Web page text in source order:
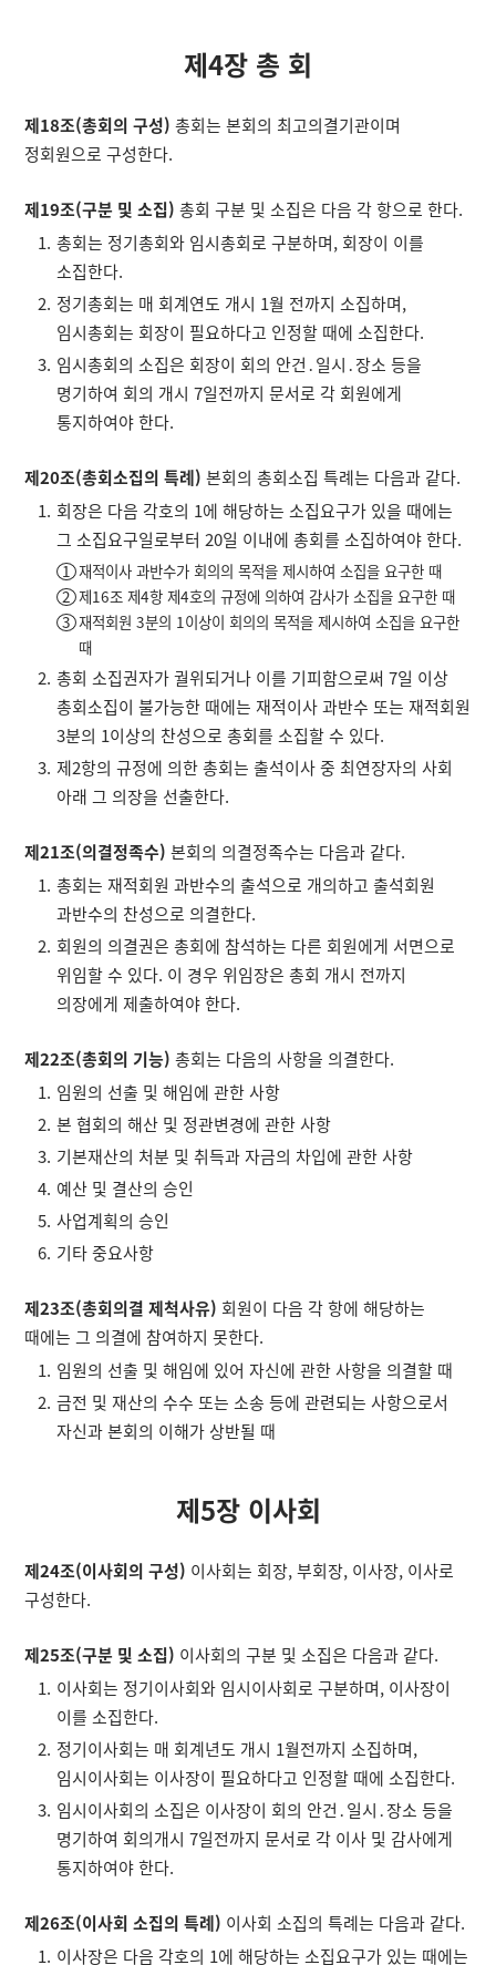
제4장 총 회
제18조(총회의 구성) 총회는 본회의 최고의결기관이며
정회원으로 구성한다.
제19조(구분 및 소집) 총회 구분 및 소집은 다음 각 항으로 한다.
총회는 정기총회와 임시총회로 구분하며, 회장이 이를
소집한다.
정기총회는 매 회계연도 개시 1월 전까지 소집하며,
임시총회는 회장이 필요하다고 인정할 때에 소집한다.
임시총회의 소집은 회장이 회의 안건․일시․장소 등을
명기하여 회의 개시 7일전까지 문서로 각 회원에게
통지하여야 한다.
제20조(총회소집의 특례) 본회의 총회소집 특례는 다음과 같다.
회장은 다음 각호의 1에 해당하는 소집요구가 있을 때에는
그 소집요구일로부터 20일 이내에 총회를 소집하여야 한다.
재적이사 과반수가 회의의 목적을 제시하여 소집을 요구한 때
제16조 제4항 제4호의 규정에 의하여 감사가 소집을 요구한 때
재적회원 3분의 1이상이 회의의 목적을 제시하여 소집을 요구한
때
총회 소집권자가 궐위되거나 이를 기피함으로써 7일 이상
총회소집이 불가능한 때에는 재적이사 과반수 또는 재적회원
3분의 1이상의 찬성으로 총회를 소집할 수 있다.
제2항의 규정에 의한 총회는 출석이사 중 최연장자의 사회
아래 그 의장을 선출한다.
제21조(의결정족수) 본회의 의결정족수는 다음과 같다.
총회는 재적회원 과반수의 출석으로 개의하고 출석회원
과반수의 찬성으로 의결한다.
회원의 의결권은 총회에 참석하는 다른 회원에게 서면으로
위임할 수 있다. 이 경우 위임장은 총회 개시 전까지
의장에게 제출하여야 한다.
제22조(총회의 기능) 총회는 다음의 사항을 의결한다.
임원의 선출 및 해임에 관한 사항
본 협회의 해산 및 정관변경에 관한 사항
기본재산의 처분 및 취득과 자금의 차입에 관한 사항
예산 및 결산의 승인
사업계획의 승인
기타 중요사항
제23조(총회의결 제척사유) 회원이 다음 각 항에 해당하는
때에는 그 의결에 참여하지 못한다.
임원의 선출 및 해임에 있어 자신에 관한 사항을 의결할 때
금전 및 재산의 수수 또는 소송 등에 관련되는 사항으로서
자신과 본회의 이해가 상반될 때
제5장 이사회
제24조(이사회의 구성) 이사회는 회장, 부회장, 이사장, 이사로
구성한다.
제25조(구분 및 소집) 이사회의 구분 및 소집은 다음과 같다.
이사회는 정기이사회와 임시이사회로 구분하며, 이사장이
이를 소집한다.
정기이사회는 매 회계년도 개시 1월전까지 소집하며,
임시이사회는 이사장이 필요하다고 인정할 때에 소집한다.
임시이사회의 소집은 이사장이 회의 안건․일시․장소 등을
명기하여 회의개시 7일전까지 문서로 각 이사 및 감사에게
통지하여야 한다.
제26조(이사회 소집의 특례) 이사회 소집의 특례는 다음과 같다.
이사장은 다음 각호의 1에 해당하는 소집요구가 있는 때에는